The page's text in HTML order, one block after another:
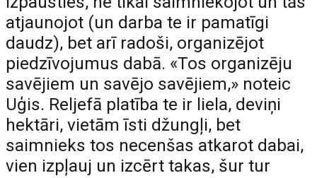
atjaunojot (un darba te ir pamatīgi
daudz), bet arī radoši, organizējot
piedzīvojumus dabā. «Tos organizēju
savējiem un savējo savējiem,» noteic
Uģis. Reljefā platība te ir liela, deviņi
hektāri, vietām īsti džungļi, bet
saimnieks tos necenšas atkarot dabai,
vien izpļauj un izcērt takas, šur tur